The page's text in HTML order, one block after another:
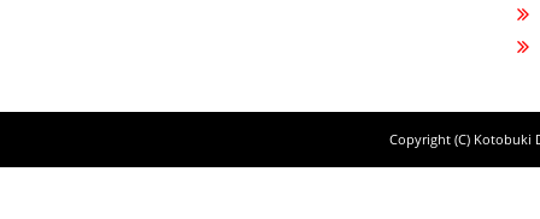
Copyright (C) Kotobuki